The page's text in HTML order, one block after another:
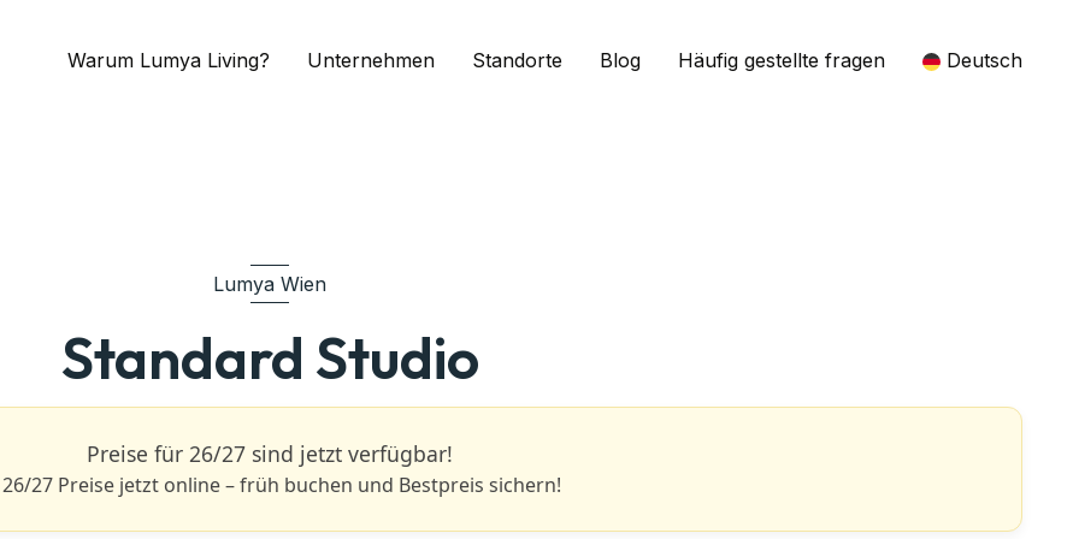
Warum Lumya Living? Unternehmen Standorte Blog Häufig gestellte fragen Deutsch
Lumya Wien
Standard Studio
Preise für 26/27 sind jetzt verfügbar!
27 Preise jetzt online – früh buchen und Bestpreis sichern!